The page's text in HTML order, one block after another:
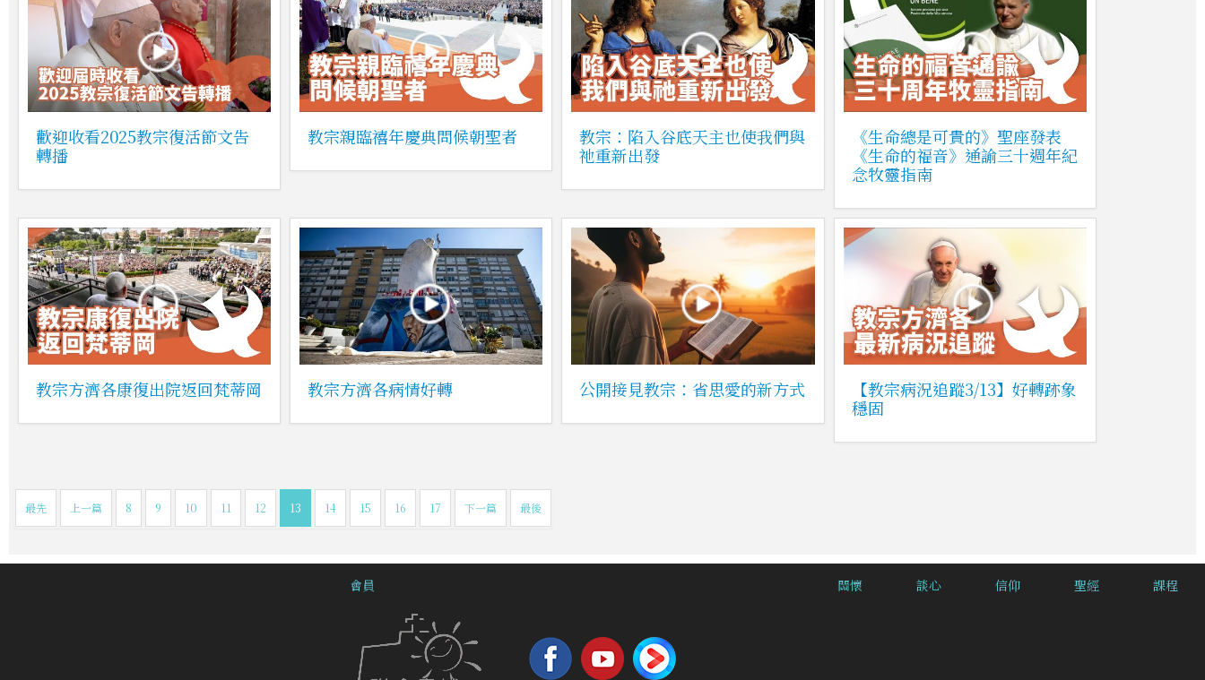
歡迎收看2025教宗復活節文告
轉播
教宗親臨禧年慶典問候朝聖者
教宗：陷入谷底天主也使我們與
祂重新出發
《生命總是可貴的》聖座發表
《生命的福音》通諭三十週年紀
念牧靈指南
教宗方濟各康復出院返回梵蒂岡 教宗方濟各病情好轉 公開接見教宗：省思愛的新方式
【教宗病況追蹤3/13】好轉跡象
穩固
最先 上一篇 8 9 10 11 12 13 14 15 16 17 下一篇 最後
會員 關懷 談心 信仰 聖經 課程